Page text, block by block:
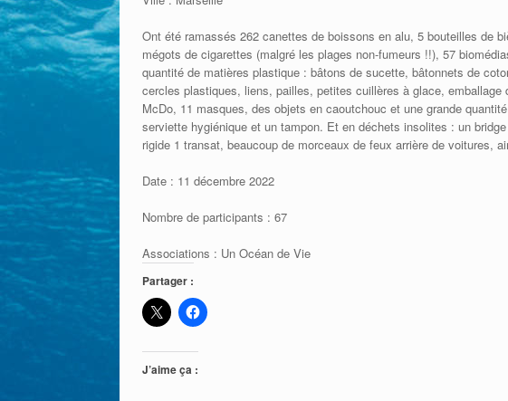
Ont été ramassés 262 canettes de boissons en alu, 5 bouteilles de
mégots de cigarettes (malgré les plages non-fumeurs !!), 57
quantité de matières plastique : bâtons de sucette, bâtonnets de
cercles plastiques, liens, pailles, petites cuillères à glace,
McDo, 11 masques, des objets en caoutchouc et une grande
serviette hygiénique et un tampon. Et en déchets insolites : un
rigide 1 transat, beaucoup de morceaux de feux arrière de voitures,
Date : 11 décembre 2022
Nombre de participants : 67
Associations : Un Océan de Vie
Partager :
J’aime ça :